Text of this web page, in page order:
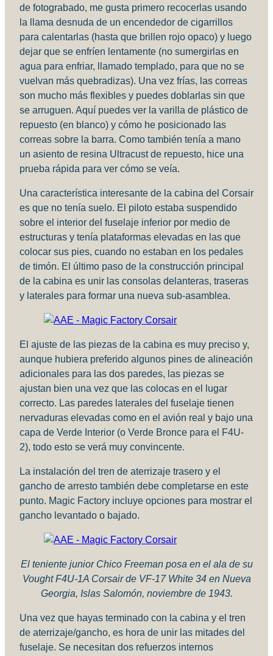
de fotograbado, me gusta primero recocerlas usando
la llama desnuda de un encendedor de cigarrillos
para calentarlas (hasta que brillen rojo opaco) y luego
dejar que se enfríen lentamente (no sumergirlas en
agua para enfriar, llamado templado, para que no se
vuelvan más quebradizas). Una vez frías, las correas
son mucho más flexibles y puedes doblarlas sin que
se arruguen. Aquí puedes ver la varilla de plástico de
repuesto (en blanco) y cómo he posicionado las
correas sobre la barra. Como también tenía a mano
un asiento de resina Ultracust de repuesto, hice una
prueba rápida para ver cómo se veía.
Una característica interesante de la cabina del Corsair
es que no tenía suelo. El piloto estaba suspendido
sobre el interior del fuselaje inferior por medio de
estructuras y tenía plataformas elevadas en las que
colocar sus pies, cuando no estaban en los pedales
de timón. El último paso de la construcción principal
de la cabina es unir las consolas delanteras, traseras
y laterales para formar una nueva sub-asamblea.
El ajuste de las piezas de la cabina es muy preciso y,
aunque hubiera preferido algunos pines de alineación
adicionales para las dos paredes, las piezas se
ajustan bien una vez que las colocas en el lugar
correcto. Las paredes laterales del fuselaje tienen
nervaduras elevadas como en el avión real y bajo una
capa de Verde Interior (o Verde Bronce para el F4U-
2), todo esto se verá muy convincente.
La instalación del tren de aterrizaje trasero y el
gancho de arresto también debe completarse en este
punto. Magic Factory incluye opciones para mostrar el
gancho levantado o bajado.
El teniente junior Chico Freeman posa en el ala de su
Vought F4U-1A Corsair de VF-17 White 34 en Nueva
Georgia, Islas Salomón, noviembre de 1943.
Una vez que hayas terminado con la cabina y el tren
de aterrizaje/gancho, es hora de unir las mitades del
fuselaje. Se necesitan dos refuerzos internos